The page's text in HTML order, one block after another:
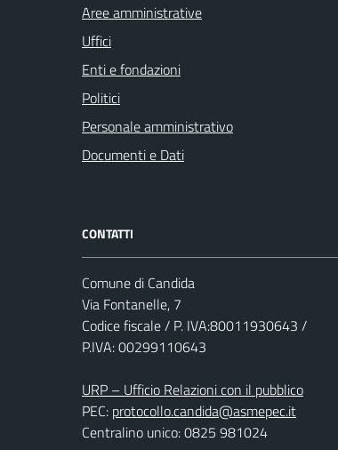
Aree amministrative
Uffici
Enti e fondazioni
Politici
Personale amministrativo
Documenti e Dati
CONTATTI
Comune di Candida
Via Fontanelle, 7
Codice fiscale / P. IVA:80011930643 /
P.IVA: 00299110643
URP – Ufficio Relazioni con il pubblico
PEC: protocollo.candida@asmepec.it
Centralino unico: 0825 981024